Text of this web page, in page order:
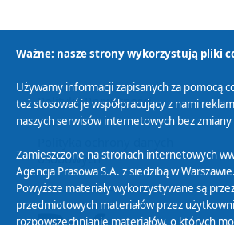
Polityka Prywatności
osobowych
Ważne: nasze strony wykorzystują pliki
Używamy informacji zapisanych za pomocą
też stosować je współpracujący z nami
naszych serwisów internetowych bez
Zamieszczone na stronach internetowych
Agencja Prasowa S.A. z siedzibą w
Powyższe materiały wykorzystywane są
przedmiotowych materiałów przez
rozpowszechnianie materiałów, o których